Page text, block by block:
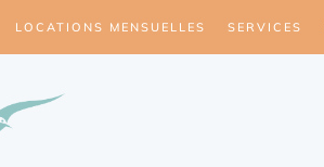
LOCATIONS MENSUELLES SERVICES